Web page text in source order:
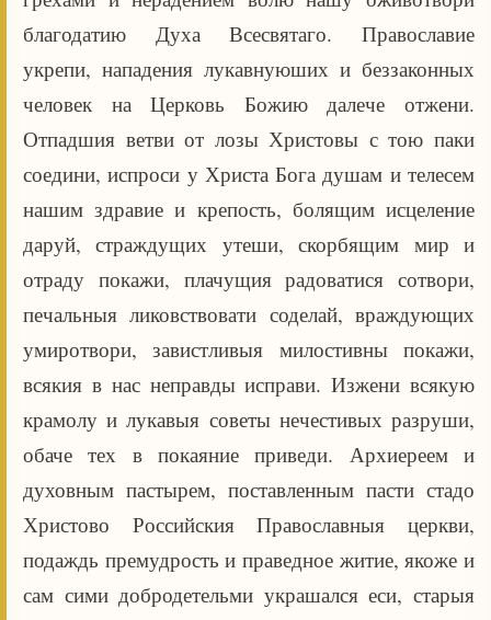
благодатию Духа Всесвятаго. Православие
укрепи, нападения лукавнуюших и беззаконных
человек на Церковь Божию далече отжени.
Отпадшия ветви от лозы Христовы с тою паки
соедини, испроси у Христа Бога душам и телесем
нашим здравие и крепость, болящим исцеление
даруй, страждущих утеши, скорбящим мир и
отраду покажи, плачущия радоватися сотвори,
печальныя ликовствовати соделай, враждующих
умиротвори, завистливыя милостивны покажи,
всякия в нас неправды исправи. Изжени всякую
крамолу и лукавыя советы нечестивых разруши,
обаче тех в покаяние приведи. Архиереем и
духовным пастырем, поставленным пасти стадо
Христово Российския Православныя церкви,
подаждь премудрость и праведное житие, якоже и
сам сими добродетельми украшался еси, старыя